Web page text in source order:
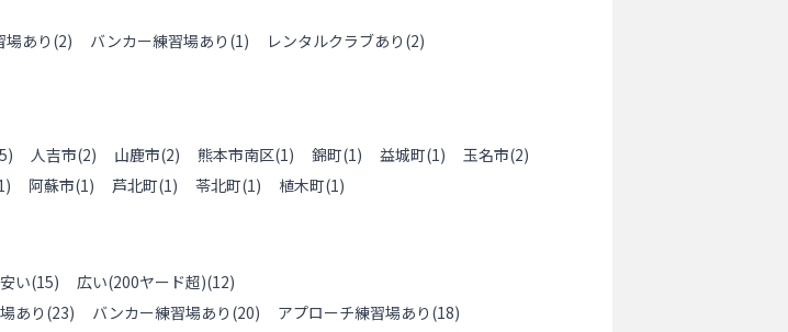
場あり (2) バンカー練習場あり (1) レンタルクラブあり (2)
5) 人吉市(2) 山鹿市(2) 熊本市南区(1) 錦町(1) 益城町(1) 玉名市(2)
) 阿蘇市(1) 芦北町(1) 苓北町(1) 植木町(1)
安い(15) 広い(200ヤード超)(12)
あり (23) バンカー練習場あり (20) アプローチ練習場あり (18)